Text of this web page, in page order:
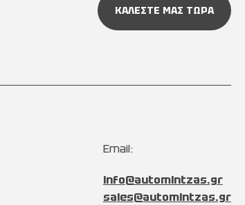
ΚΑΛΕΣΤΕ ΜΑΣ ΤΩΡΑ
Email:
info@automintzas.gr
sales@automintzas.gr